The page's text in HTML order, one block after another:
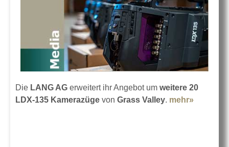
Die LANG AG erweitert ihr Angebot um weitere 20
LDX-135 Kamerazüge von Grass Valley. mehr»